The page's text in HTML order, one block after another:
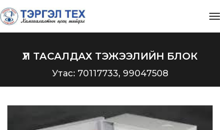
ҮЛ ТАСАЛДАХ ТЭЖЭЭЛИЙН БЛОК
Утас: 70117733, 99047508